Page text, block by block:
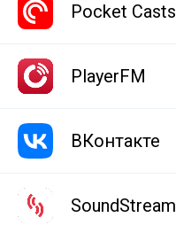
Pocket Casts
PlayerFM
ВКонтакте
SoundStream